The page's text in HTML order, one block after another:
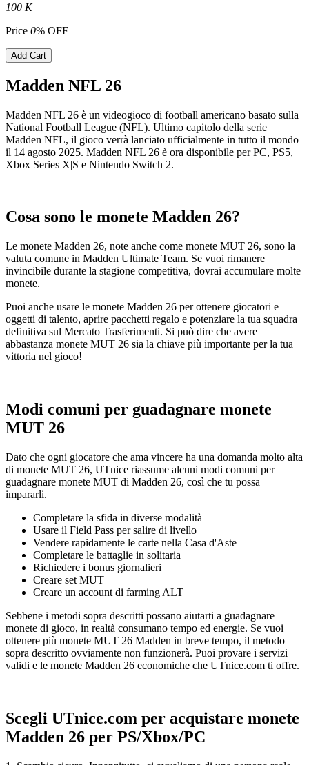
100 K
Price 0% OFF
Add Cart
Madden NFL 26
Madden NFL 26 è un videogioco di football americano basato sulla
National Football League (NFL). Ultimo capitolo della serie
Madden NFL, il gioco verrà lanciato ufficialmente in tutto il mondo
il 14 agosto 2025. Madden NFL 26 è ora disponibile per PC, PS5,
Xbox Series X|S e Nintendo Switch 2.
Cosa sono le monete Madden 26?
Le monete Madden 26, note anche come monete MUT 26, sono la
valuta comune in Madden Ultimate Team. Se vuoi rimanere
invincibile durante la stagione competitiva, dovrai accumulare molte
monete.
Puoi anche usare le monete Madden 26 per ottenere giocatori e
oggetti di talento, aprire pacchetti regalo e potenziare la tua squadra
definitiva sul Mercato Trasferimenti. Si può dire che avere
abbastanza monete MUT 26 sia la chiave più importante per la tua
vittoria nel gioco!
Modi comuni per guadagnare monete
MUT 26
Dato che ogni giocatore che ama vincere ha una domanda molto alta
di monete MUT 26, UTnice riassume alcuni modi comuni per
guadagnare monete MUT di Madden 26, così che tu possa
impararli.
Completare la sfida in diverse modalità
Usare il Field Pass per salire di livello
Vendere rapidamente le carte nella Casa d'Aste
Completare le battaglie in solitaria
Richiedere i bonus giornalieri
Creare set MUT
Creare un account di farming ALT
Sebbene i metodi sopra descritti possano aiutarti a guadagnare
monete di gioco, in realtà consumano tempo ed energie. Se vuoi
ottenere più monete MUT 26 Madden in breve tempo, il metodo
sopra descritto ovviamente non funzionerà. Puoi provare i servizi
validi e le monete Madden 26 economiche che UTnice.com ti offre.
Scegli UTnice.com per acquistare monete
Madden 26 per PS/Xbox/PC